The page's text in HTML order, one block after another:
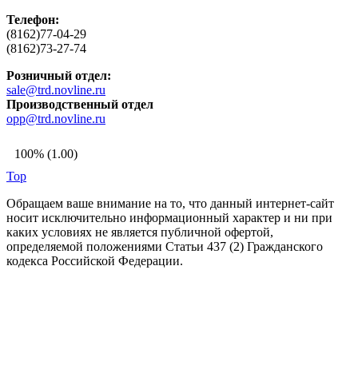
Телефон:
(8162)77-04-29
(8162)73-27-74
Розничный отдел:
sale@trd.novline.ru
Производственный отдел
opp@trd.novline.ru
100% (1.00)
Top
Обращаем ваше внимание на то, что данный интернет-сайт
носит исключительно информационный характер и ни при
каких условиях не является публичной офертой,
определяемой положениями Статьи 437 (2) Гражданского
кодекса Российской Федерации.